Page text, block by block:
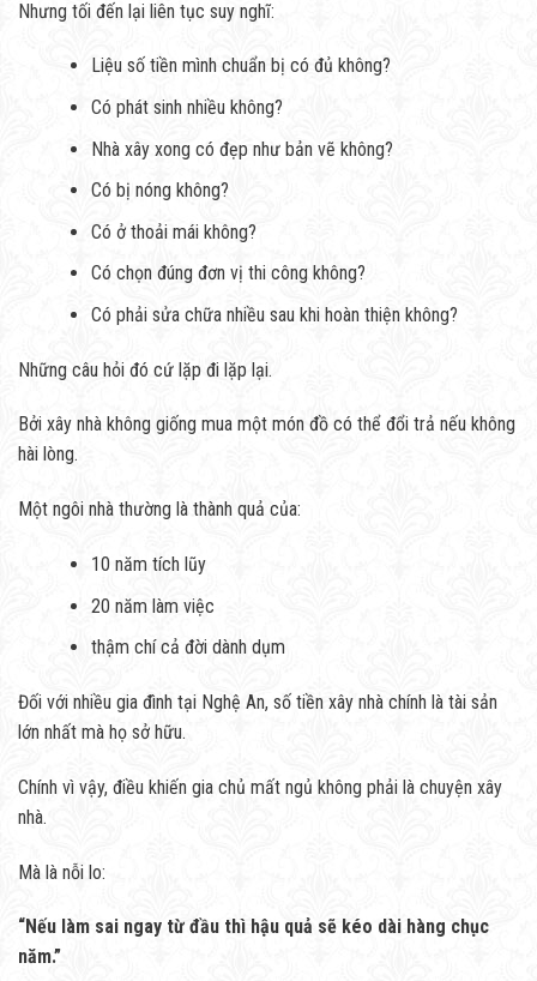
Nhưng tối đến lại liên tục suy nghĩ:
Liệu số tiền mình chuẩn bị có đủ không?
Có phát sinh nhiều không?
Nhà xây xong có đẹp như bản vẽ không?
Có bị nóng không?
Có ở thoải mái không?
Có chọn đúng đơn vị thi công không?
Có phải sửa chữa nhiều sau khi hoàn thiện không?
Những câu hỏi đó cứ lặp đi lặp lại.
Bởi xây nhà không giống mua một món đồ có thể đổi trả nếu không
hài lòng.
Một ngôi nhà thường là thành quả của:
10 năm tích lũy
20 năm làm việc
thậm chí cả đời dành dụm
Đối với nhiều gia đình tại Nghệ An, số tiền xây nhà chính là tài sản
lớn nhất mà họ sở hữu.
Chính vì vậy, điều khiến gia chủ mất ngủ không phải là chuyện xây
nhà.
Mà là nỗi lo:
“Nếu làm sai ngay từ đầu thì hậu quả sẽ kéo dài hàng chục
năm.”